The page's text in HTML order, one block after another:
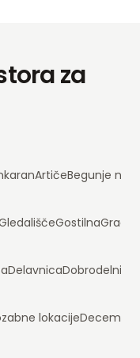
za
ArtičeBegunje na
GostilnaGrad
DelavnicaDobrodelni
lokacije